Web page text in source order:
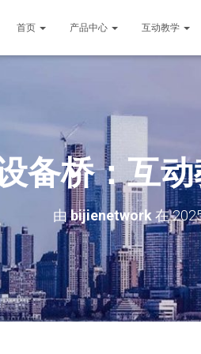
首页 产品中心 互动教学
备桥：互
由bijienetwork 在